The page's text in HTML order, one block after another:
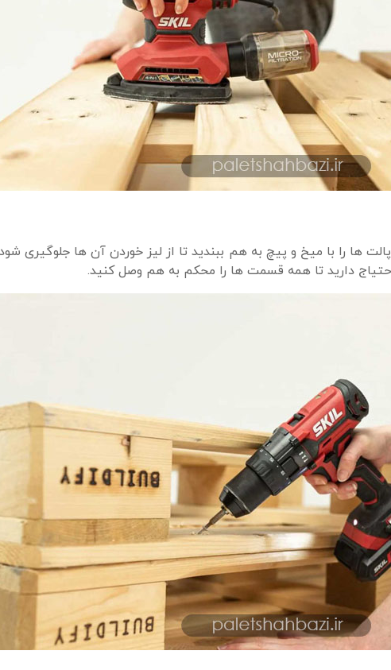
ها را با میخ و پیچ به هم ببندید تا از لیز خوردن آن ها جلوگیری
دارید تا همه قسمت ها را محکم به هم وصل کنید.